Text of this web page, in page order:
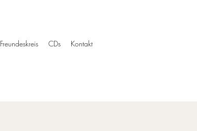
Freundeskreis CDs Kontakt